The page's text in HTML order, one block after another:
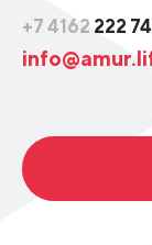
+7 4162 222